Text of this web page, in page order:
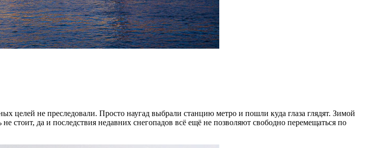
целей не преследовали. Просто наугад выбрали станцию метро и пошли куда глаза глядят. Зимой
стоит, да и последствия недавних снегопадов всё ещё не позволяют свободно перемещаться по